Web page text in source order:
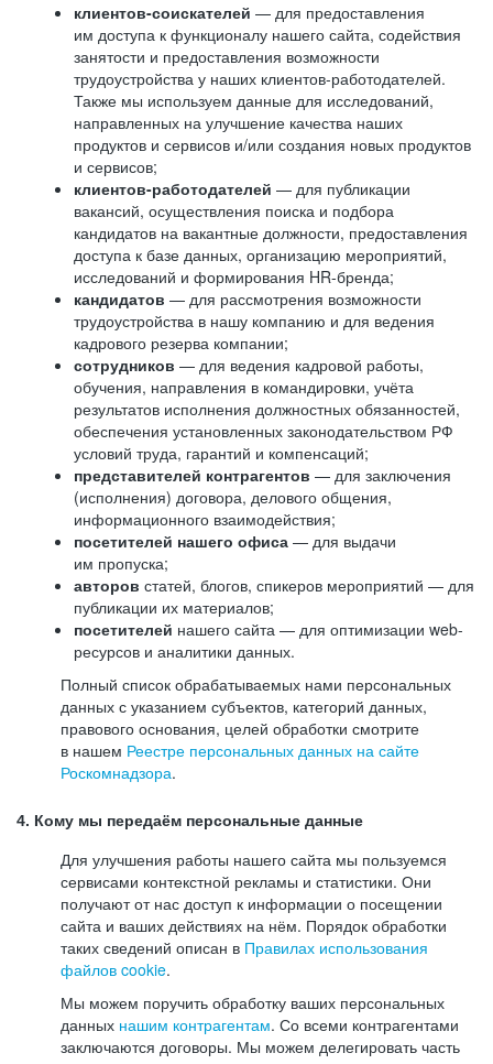
клиентов-соискателей — для предоставления
им доступа к функционалу нашего сайта, содействия
занятости и предоставления возможности
трудоустройства у наших клиентов-работодателей.
Также мы используем данные для исследований,
направленных на улучшение качества наших
продуктов и сервисов и/или создания новых продуктов
и сервисов;
клиентов-работодателей — для публикации
вакансий, осуществления поиска и подбора
кандидатов на вакантные должности, предоставления
доступа к базе данных, организацию мероприятий,
исследований и формирования HR-бренда;
кандидатов — для рассмотрения возможности
трудоустройства в нашу компанию и для ведения
кадрового резерва компании;
сотрудников — для ведения кадровой работы,
обучения, направления в командировки, учёта
результатов исполнения должностных обязанностей,
обеспечения установленных законодательством РФ
условий труда, гарантий и компенсаций;
представителей контрагентов — для заключения
(исполнения) договора, делового общения,
информационного взаимодействия;
посетителей нашего офиса — для выдачи
им пропуска;
авторов статей, блогов, спикеров мероприятий — для
публикации их материалов;
посетителей нашего сайта — для оптимизации web-
ресурсов и аналитики данных.
Полный список обрабатываемых нами персональных
данных с указанием субъектов, категорий данных,
правового основания, целей обработки смотрите
в нашем Реестре персональных данных на сайте
Роскомнадзора.
4. Кому мы передаём персональные данные
Для улучшения работы нашего сайта мы пользуемся
сервисами контекстной рекламы и статистики. Они
получают от нас доступ к информации о посещении
сайта и ваших действиях на нём. Порядок обработки
таких сведений описан в Правилах использования
файлов cookie.
Мы можем поручить обработку ваших персональных
данных нашим контрагентам. Со всеми контрагентами
заключаются договоры. Мы можем делегировать часть